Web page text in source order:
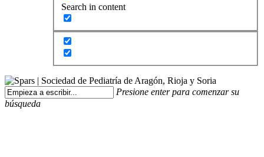
Search in content
Presione enter para comenzar su
búsqueda